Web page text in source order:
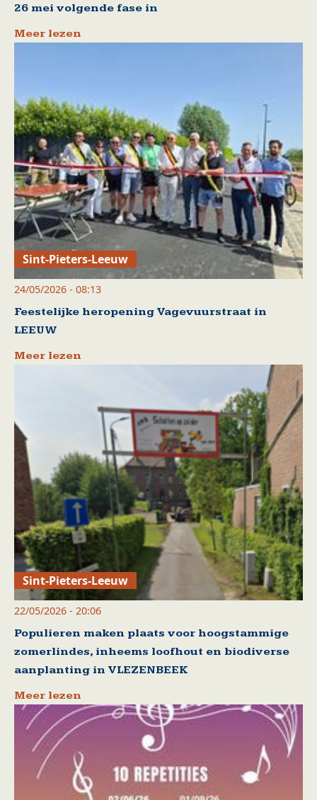
26 mei volgende fase in
Meer lezen
Sint-Pieters-Leeuw
24/05/2026 - 08:13
Feestelijke heropening Vagevuurstraat in
LEEUW
Meer lezen
Sint-Pieters-Leeuw
22/05/2026 - 20:06
Populieren maken plaats voor hoogstammige
zomerlindes, inheems loofhout en biodiverse
aanplanting in VLEZENBEEK
Meer lezen